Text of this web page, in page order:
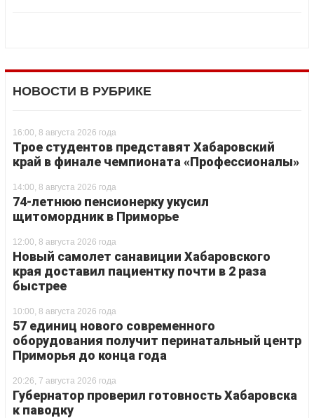
НОВОСТИ В РУБРИКЕ
16:00, 8 августа 2026 года
Трое студентов представят Хабаровский
край в финале чемпионата «Профессионалы»
14:00, 8 августа 2026 года
74-летнюю пенсионерку укусил
щитомордник в Приморье
12:00, 8 августа 2026 года
Новый самолет санавиции Хабаровского
края доставил пациентку почти в 2 раза
быстрее
10:00, 8 августа 2026 года
57 единиц нового современного
оборудования получит перинатальный центр
Приморья до конца года
20:26, 7 августа 2026 года
Губернатор проверил готовность Хабаровска
к паводку